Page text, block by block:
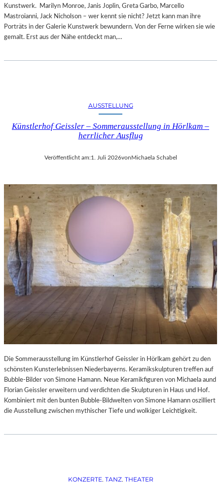
Kunstwerk. Marilyn Monroe, Janis Joplin, Greta Garbo, Marcello
Mastroianni, Jack Nicholson – wer kennt sie nicht? Jetzt kann man ihre
Porträts in der Galerie Kunstwerk bewundern. Von der Ferne wirken sie wie
gemalt. Erst aus der Nähe entdeckt man,…
AUSSTELLUNG
Künstlerhof Geissler – Sommerausstellung in Hörlkam –
herrlicher Ausflug
Veröffentlicht am:1. Juli 2026vonMichaela Schabel
Die Sommerausstellung im Künstlerhof Geissler in Hörlkam gehört zu den
schönsten Kunsterlebnissen Niederbayerns. Keramikskulpturen treffen auf
Bubble-Bilder von Simone Hamann. Neue Keramikfiguren von Michaela aund
Florian Geissler erweitern und verdichten die Skulpturen in Haus und Hof.
Kombiniert mit den bunten Bubble-Bildwelten von Simone Hamann oszilliert
die Ausstellung zwischen mythischer Tiefe und wolkiger Leichtigkeit.
KONZERTE, TANZ, THEATER